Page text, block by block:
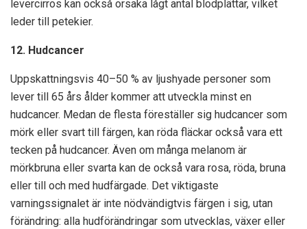
levercirros kan också orsaka lågt antal blodplättar, vilket
leder till petekier.
12. Hudcancer
Uppskattningsvis 40–50 % av ljushyade personer som
lever till 65 års ålder kommer att utveckla minst en
hudcancer. Medan de flesta föreställer sig hudcancer som
mörk eller svart till färgen, kan röda fläckar också vara ett
tecken på hudcancer. Även om många melanom är
mörkbruna eller svarta kan de också vara rosa, röda, bruna
eller till och med hudfärgade. Det viktigaste
varningssignalet är inte nödvändigtvis färgen i sig, utan
förändring: alla hudförändringar som utvecklas, växer eller